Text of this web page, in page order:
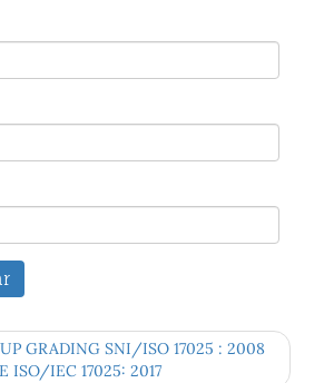
GRADING SNI/ISO 17025 : 2008
ISO/IEC 17025: 2017